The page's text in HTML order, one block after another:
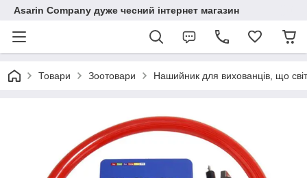
Asarin Company дуже чесний інтернет магазин
Товари Зоотовари Нашийник для вихованців, що